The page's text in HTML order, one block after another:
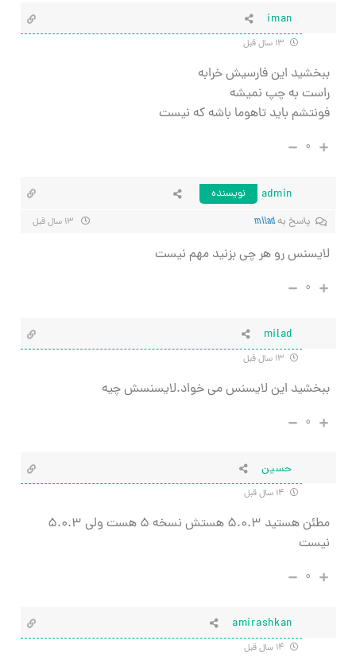
iman
ببخشید این فارسیش خرابه
راست به چپ نمیشه
فونتشم باید تاهوما باشه که نیست
۰
admin
نویسنده
پاسخ بهmilad
لایسنس رو هر چی بزنید مهم نیست
۰
milad
ببخشید این لایسنس می خواد.لایسنسش چیه
۰
حسین
مطئن هستید ۵.۰.۳ هستش نسخه ۵ هست ولی ۵.۰.۳
نیست
۰
amirashkan